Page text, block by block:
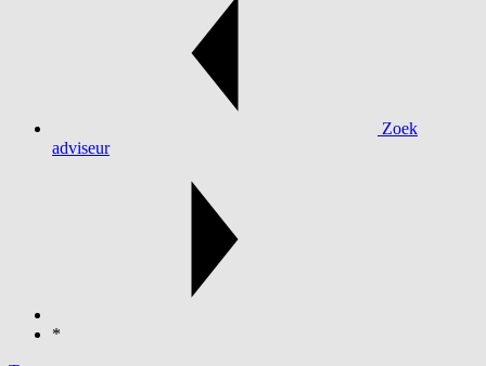
Zoek
adviseur
*